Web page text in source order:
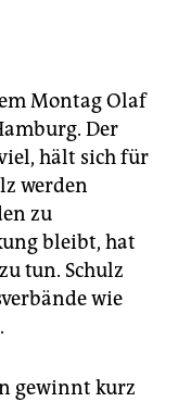
Montag Olaf
Der
hält sich für
werden
zu
bleibt, hat
tun. Schulz
wie
gewinnt kurz